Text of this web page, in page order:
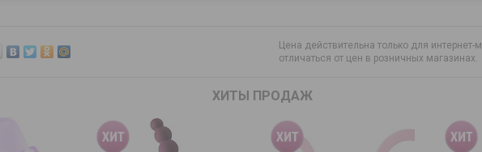
Цена действительна только для
отличаться от цен в розничных магазинах.
ХИТЫ ПРОДАЖ